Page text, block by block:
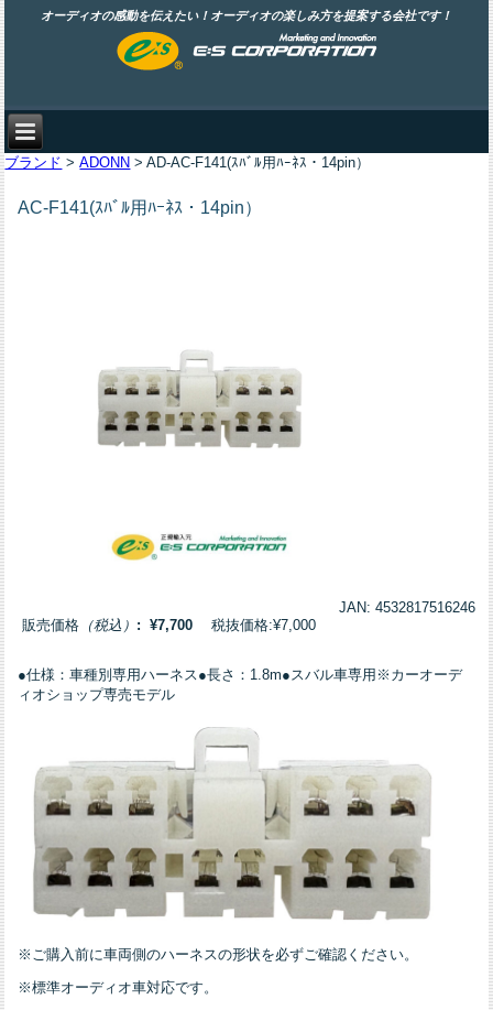
オーディオの感動を伝えたい！オーディオの楽しみ方を提案する会社です！
ブランド >ADONN > AD-AC-F141(ｽﾊﾞﾙ用ﾊｰﾈｽ・14pin）
AC-F141(ｽﾊﾞﾙ用ﾊｰﾈｽ・14pin）
JAN: 4532817516246
販売価格 （税込） : ¥7,700 税抜価格:¥7,000
●仕様：車種別専用ハーネス●長さ：1.8m●スバル車専用※カーオーデ
ィオショップ専売モデル
※ご購入前に車両側のハーネスの形状を必ずご確認ください。
※標準オーディオ車対応です。